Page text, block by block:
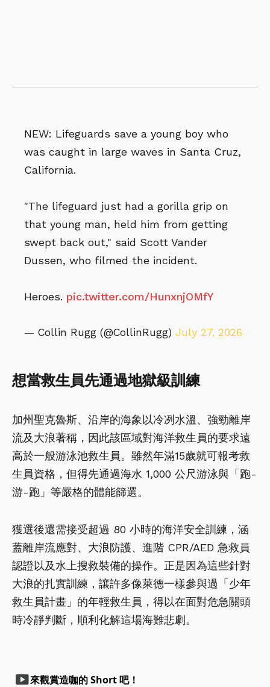
NEW: Lifeguards save a young boy who
was caught in large waves in Santa Cruz,
California.
"The lifeguard just had a gorilla grip on
that young man, held him from getting
swept back out," said Scott Vander
Dussen, who filmed the incident.
Heroes. pic.twitter.com/HunxnjOMfY
— Collin Rugg (@CollinRugg) July 27, 2026
想當救生員先通過地獄級訓練
加州聖克魯斯、沿岸的海象以冷冽水溫、強勁離岸
流及大浪著稱，因此該區域對海洋救生員的要求遠
高於一般游泳池救生員。雖然年滿15歲就可報考救
生員資格，但得先通過海水 1,000 公尺游泳與「跑-
游-跑」等嚴格的體能篩選。
獲選後還需接受超過 80 小時的海洋安全訓練，涵
蓋離岸流應對、大浪防護、進階 CPR/AED 急救員
認證以及水上搜救裝備的操作。正是因為這些針對
大浪的扎實訓練，讓許多像萊德一樣參與過「少年
救生員計畫」的年輕救生員，得以在面對危急關頭
時冷靜判斷，順利化解這場海難悲劇。
smart_display來觀賞造咖的 Short 吧！